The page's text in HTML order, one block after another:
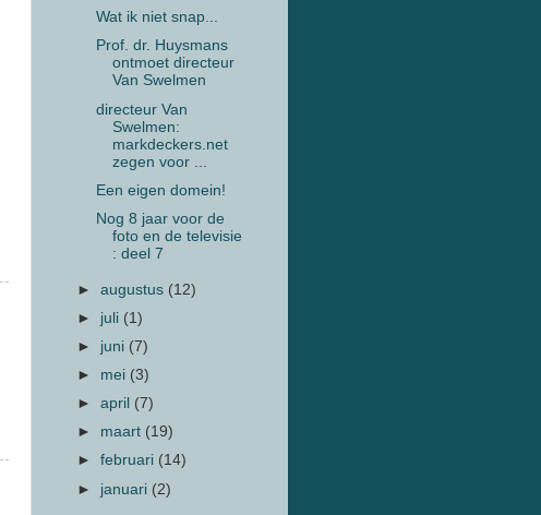
Wat ik niet snap...
Prof. dr. Huysmans
ontmoet directeur
Van Swelmen
directeur Van
Swelmen:
markdeckers.net
zegen voor ...
Een eigen domein!
Nog 8 jaar voor de
foto en de televisie
: deel 7
►augustus (12)
► juli (1)
► juni (7)
► mei (3)
►april (7)
► maart (19)
►februari (14)
► januari (2)